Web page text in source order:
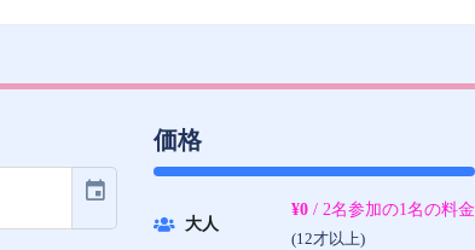
event
価格
大人
¥0 / 2名参加の1名の料金
(12才以上)